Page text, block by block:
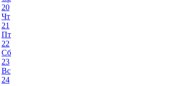
20
Чт
21
Пт
22
Сб
23
Вс
24